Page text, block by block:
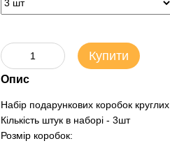
Купити
Опис
Набір подарункових коробок круглих
Кількість штук в наборі - 3шт
Розмір коробок: